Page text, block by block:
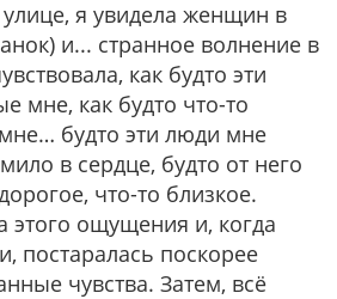
я увидела женщин в
и... странное волнение в
как будто эти
мне, как будто что-то
будто эти люди мне
в сердце, будто от него
что-то близкое.
этого ощущения и, когда
поскорее
чувства. Затем, всё